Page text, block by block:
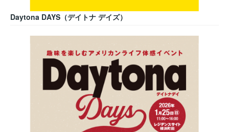
Daytona DAYS（デイトナ デイズ）